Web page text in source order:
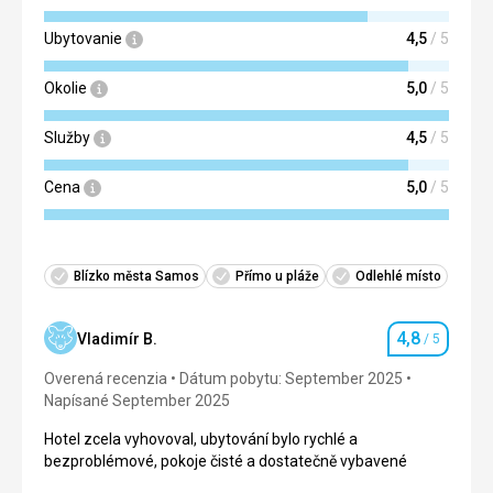
tip.
Služby
Ok. Rychlí, snaživý, dobře školený personál. V hotel
vhodnější pro ty co vyhledávají klidnou dovolenou.
Táto recenzia bola preložená automaticky pomocou
Google Translate
Ubytovanie 4,5 / 5
Okolie 5,0 / 5
Služby 4,5 / 5
Cena 5,0 / 5
Blízko města Samos Přímo u pláže Odlehlé místo
Vladimír B. Hodnotenie
4,8 / 5
Overená recenzia
Dátum pobytu: September 2025
Napísané September 2025
Hotel zcela vyhovoval, ubytování bylo rychlé a
bezproblémové, pokoje čisté a dostatečně vybavené